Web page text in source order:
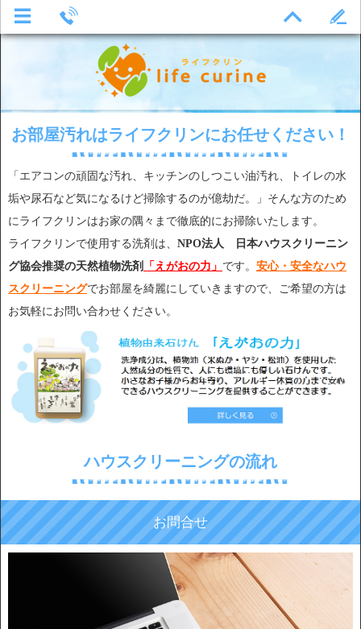
お部屋汚れはライフクリンにお任せください！
「エアコンの頑固な汚れ、キッチンのしつこい油汚れ、トイレの水
垢や尿石など気になるけど掃除するのが億劫だ。」そんな方のため
にライフクリンはお家の隅々まで徹底的にお掃除いたします。
ライフクリンで使用する洗剤は、 NPO法人 日本ハウスクリーニン
グ協会推奨の天然植物洗剤
「えがおの力」 です。 安心・安全なハウ
スクリーニングでお部屋を綺麗にしていきますので、ご希望の方は
お気軽にお問い合わせください。
ハウスクリーニングの流れ
お問合せ